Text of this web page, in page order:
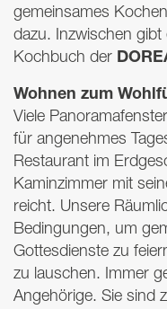
gemeinsames
dazu. Inzwischen gibt
Kochbuch der
Wohnen zum
Viele
für angenehmes
Restaurant im
Kaminzimmer mit
reicht. Unsere
Bedingungen, um
Gottesdienste zu
zu lauschen. Immer
Angehörige. Sie sind